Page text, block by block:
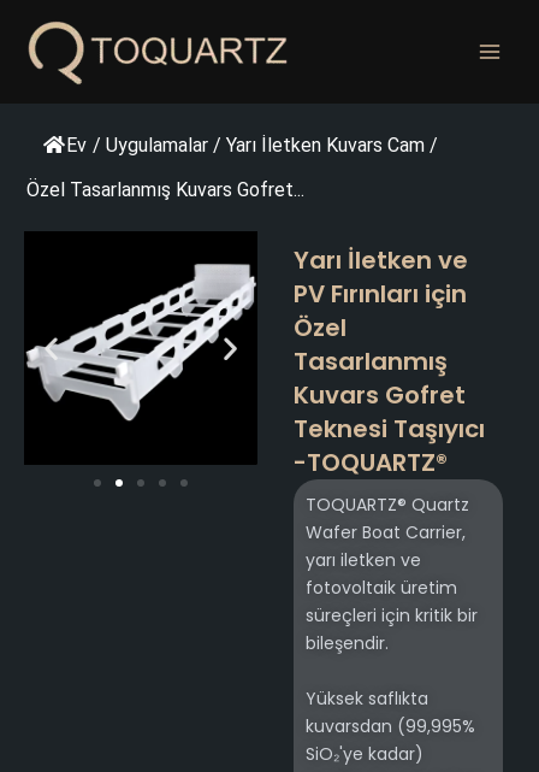
geç
Ev / Uygulamalar / Yarı İletken Kuvars Cam /
Özel Tasarlanmış Kuvars Gofret...
Yarı İletken ve
PV Fırınları için
Özel
Tasarlanmış
Kuvars Gofret
Teknesi Taşıyıcı
-TOQUARTZ®
TOQUARTZ® Quartz
Wafer Boat Carrier,
yarı iletken ve
fotovoltaik üretim
süreçleri için kritik bir
bileşendir.
Yüksek saflıkta
kuvarsdan (99,995%
SiO₂'ye kadar)